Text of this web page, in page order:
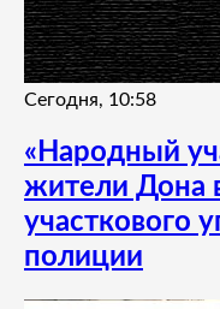
Сегодня, 10:58
«Народный
жители Дона
участкового
полиции